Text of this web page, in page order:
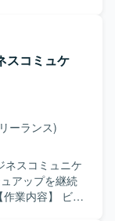
策定をサポー
行い、選定さ
実装を担当し
E2Eテスト自動
グに前向きに
バーと積極的
の成長にも関
す。技術的な
きる方が望ま
スコミュケ
ーランス)
ネスコミュニケ
アップを継続